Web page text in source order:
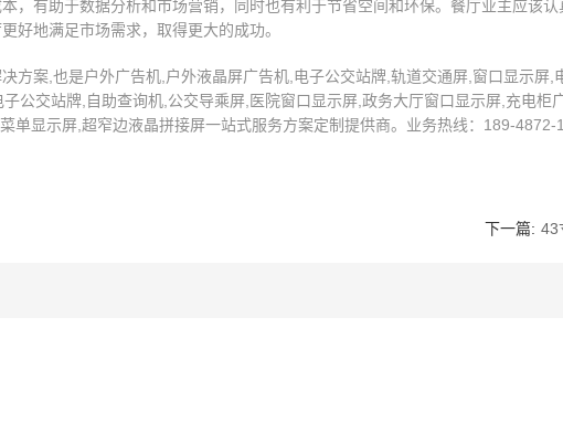
，有助于数据分析和市场营销，同时也有利于节省空间和环保。餐厅业主应该
好地满足市场需求，取得更大的成功。
方案,也是户外广告机,户外液晶屏广告机,电子公交站牌,轨道交通屏,窗口显示屏
公交站牌,自助查询机,公交导乘屏,医院窗口显示屏,政务大厅窗口显示屏,充电柜
单显示屏,超窄边液晶拼接屏一站式服务方案定制提供商。业务热线：189-4872-
下一篇: 43